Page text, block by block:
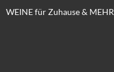
WEINE für Zuhause & MEHR